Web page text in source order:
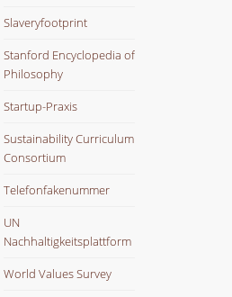
Slaveryfootprint
Stanford Encyclopedia of
Philosophy
Startup-Praxis
Sustainability Curriculum
Consortium
Telefonfakenummer
UN
Nachhaltigkeitsplattform
World Values Survey